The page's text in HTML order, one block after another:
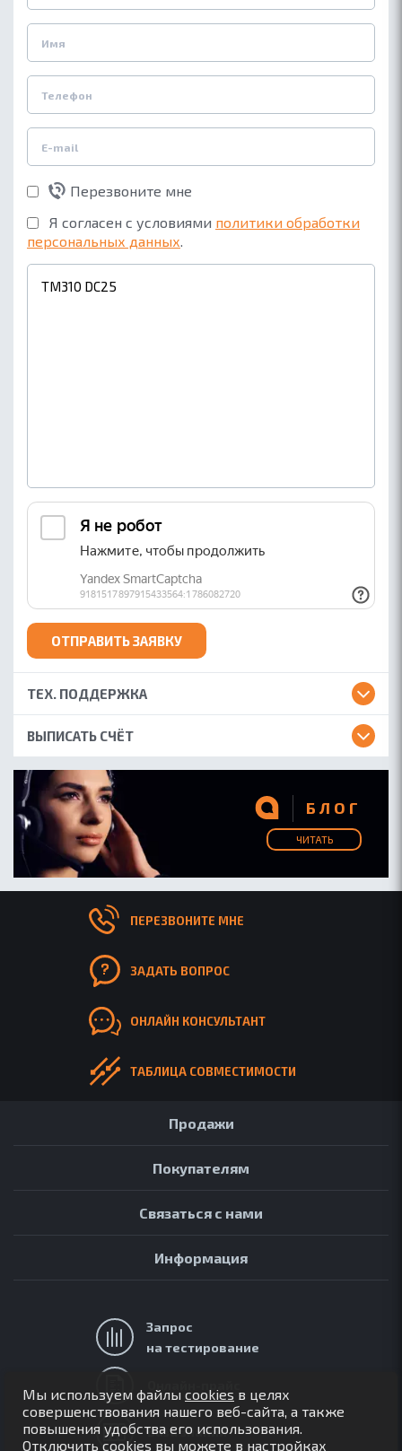
АРХИВ
FAQ
ОНЛАЙН-ПРАЙС
Перезвоните мне
Я согласен с условиями политики обработки
персональных данных
ОТПРАВИТЬ ЗАЯВКУ
ТЕХ. ПОДДЕРЖКА
ВЫПИСАТЬ СЧЁТ
БЛОГ
ЧИТАТЬ
Мы используем файлы cookies в целях
совершенствования нашего веб-сайта, а также
повышения удобства его использования.
Отключить cookies вы можете в настройках
ПЕРЕЗВОНИТЕ МНЕ
ЗАДАТЬ ВОПРОС
ОНЛАЙН КОНСУЛЬТАНТ
ТАБЛИЦА СОВМЕСТИМОСТИ
Продажи
Покупателям
Связаться с нами
Информация
Запрос
на тестирование
База знаний